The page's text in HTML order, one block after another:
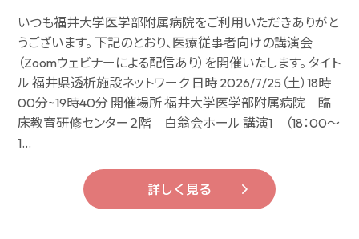
いつも福井大学医学部附属病院をご利用いただきありがと
うございます。 下記のとおり、医療従事者向けの講演会
（Zoomウェビナーによる配信あり）を開催いたします。 タイト
ル 福井県透析施設ネットワーク 日時 2026/7/25（土）18時
00分~19時40分 開催場所 福井大学医学部附属病院 臨
床教育研修センター２階 白翁会ホール 講演1 （18：00～
1…
詳しく見る